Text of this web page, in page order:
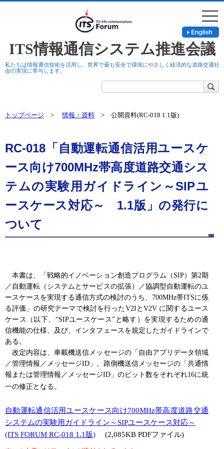
ITS情報通信システム推進会議
私たちは情報通信技術を活用し、世界で最も安全で環境にやさしく経済的な道路交通社
会の実現に寄与します。
トップページ >情報・資料 > 公開資料(RC-018 1.1版)
RC-018「自動運転通信活用ユースケ
ース向け700MHz帯高度道路交通シス
テムの実験用ガイドライン～SIPユ
ースケース対応～ 1.1版」の発行に
ついて
本書は、「戦略的イノベーション創造プログラム（SIP）第2期
／自動運転（システムとサービスの拡張）／協調型自動運転のユ
ースケースを実現する通信方式の検討のうち、700MHz帯ITSに係
る評価」の研究テーマで検討を行ったV2IとV2V に関するユース
ケース（以下、“SIPユースケース”と略す）を実現するための通
信機能の仕様、及び、インタフェースを規定したガイドラインで
ある。
改定内容は、車載機送信メッセージの「自由アプリデータ領域
／管理情報／メッセージID」、路側機送信メッセージの「共通情
報または管理情報／メッセージID」のビット数をそれぞれ16に統
一の修正となる。
自動運転通信活用ユースケース向け700MHz帯高度道路交通
システムの実験用ガイドライン～SIPユースケース対応～
(ITS FORUM RC-018 1.1版) (2,085KB PDFファイル)